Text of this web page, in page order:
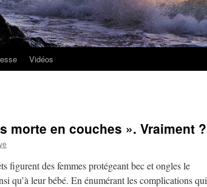
Vidéos
morte en couches ». Vraiment ?
figurent des femmes protégeant bec et ongles le
qu’à leur bébé. En énumérant les complications qui